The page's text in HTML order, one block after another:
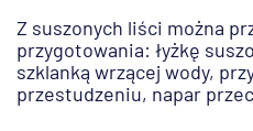
Z suszonych liści można
przygotowania: łyżkę
szklanką wrzącej wody,
przestudzeniu, napar